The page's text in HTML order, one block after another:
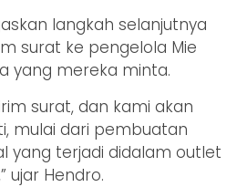
langkah selanjutnya
surat ke pengelola Mie
yang mereka minta.
surat, dan kami akan
mulai dari pembuatan
yang terjadi didalam outlet
ujar Hendro.